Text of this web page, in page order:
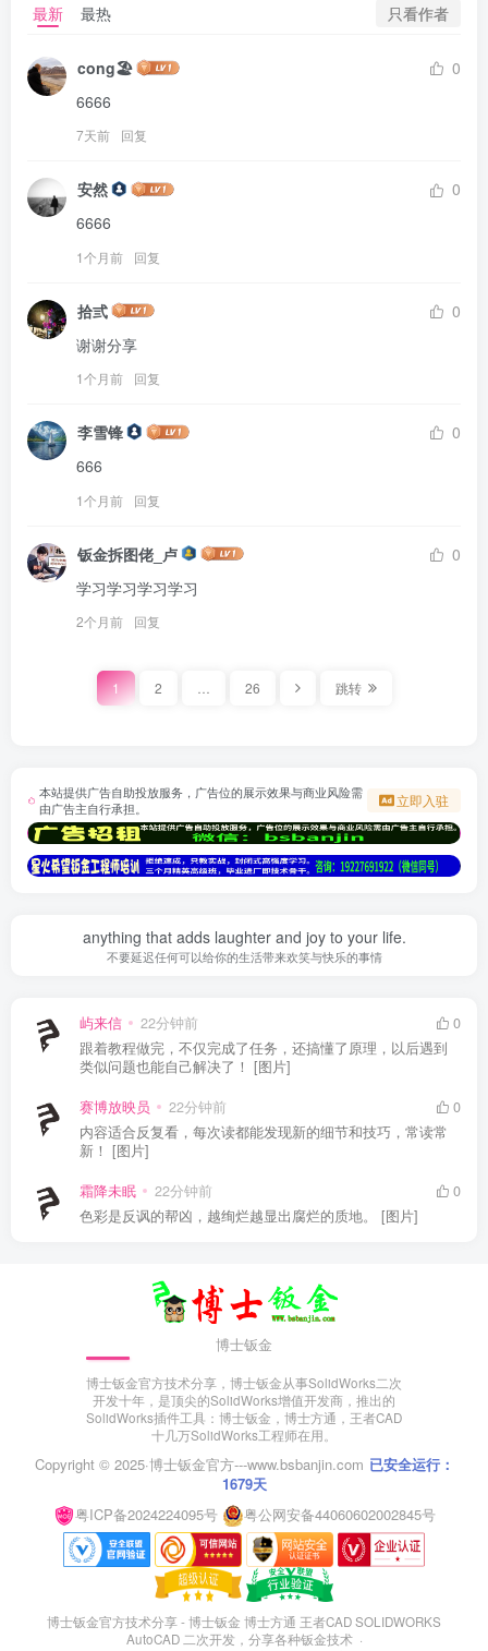
最新 最热 只看作者
cong🏖
0
6666
7天前 回复
安然
0
6666
1个月前 回复
拾弎
0
谢谢分享
1个月前 回复
李雪锋
0
666
1个月前 回复
钣金拆图佬_卢
0
学习学习学习学习
2个月前 回复
1 2 26 跳转
本站提供广告自助投放服务，广告位的展示效果与商业风险需
由广告主自行承担。
立即入驻
anything that adds laughter and joy to your life.
不要延迟任何可以给你的生活带来欢笑与快乐的事情
屿来信 22分钟前
0
跟着教程做完，不仅完成了任务，还搞懂了原理，以后遇到
类似问题也能自己解决了！ [图片]
赛博放映员 22分钟前
0
内容适合反复看，每次读都能发现新的细节和技巧，常读常
新！ [图片]
霜降未眠 22分钟前
0
色彩是反讽的帮凶，越绚烂越显出腐烂的质地。 [图片]
博士钣金
博士钣金官方技术分享，博士钣金从事SolidWorks二次
开发十年，是顶尖的SolidWorks增值开发商，推出的
SolidWorks插件工具：博士钣金，博士方通，王者CAD
十几万SolidWorks工程师在用。
Copyright © 2025·博士钣金官方---www.bsbanjin.com 已安全运行：
1679天
粤ICP备2024224095号
粤公网安备44060602002845号
博士钣金官方技术分享 - 博士钣金 博士方通 王者CAD SOLIDWORKS
AutoCAD 二次开发，分享各种钣金技术 ·